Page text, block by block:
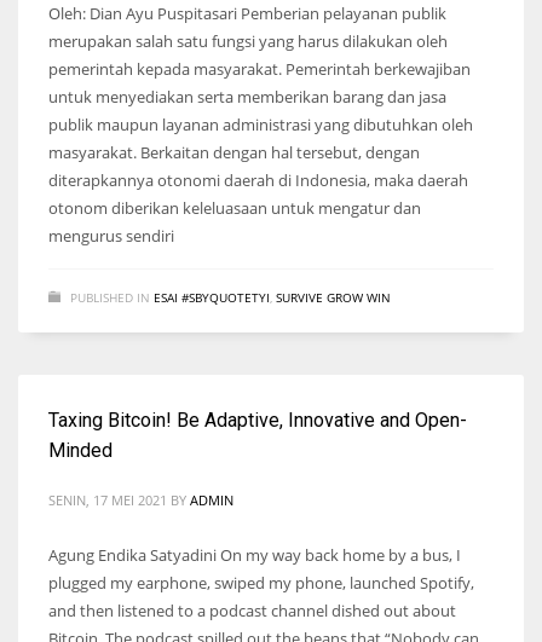
Oleh: Dian Ayu Puspitasari Pemberian pelayanan publik
merupakan salah satu fungsi yang harus dilakukan oleh
pemerintah kepada masyarakat. Pemerintah berkewajiban
untuk menyediakan serta memberikan barang dan jasa
publik maupun layanan administrasi yang dibutuhkan oleh
masyarakat. Berkaitan dengan hal tersebut, dengan
diterapkannya otonomi daerah di Indonesia, maka daerah
otonom diberikan keleluasaan untuk mengatur dan
mengurus sendiri
PUBLISHED IN ESAI #SBYQUOTETYI SURVIVE GROW WIN
Taxing Bitcoin! Be Adaptive, Innovative and Open-
Minded
SENIN, 17 MEI 2021 BY ADMIN
Agung Endika Satyadini On my way back home by a bus, I
plugged my earphone, swiped my phone, launched Spotify,
and then listened to a podcast channel dished out about